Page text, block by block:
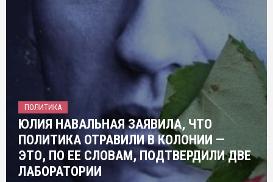
ПОЛИТИКА
ЮЛИЯ НАВАЛЬНАЯ ЗАЯВИЛА, ЧТО
ПОЛИТИКА ОТРАВИЛИ В КОЛОНИИ —
ЭТО, ПО ЕЕ СЛОВАМ, ПОДТВЕРДИЛИ ДВЕ
ЛАБОРАТОРИИ